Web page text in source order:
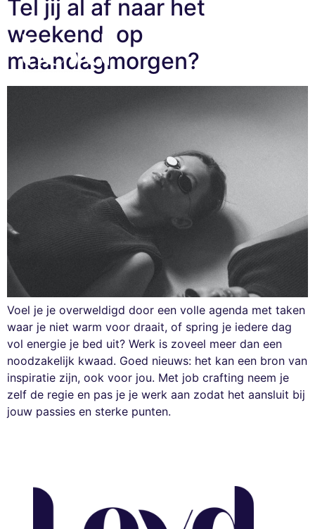
Tel jij al af naar het
weekend, op
maandagmorgen?
Voel je je overweldigd door een volle agenda met taken
waar je niet warm voor draait, of spring je iedere dag
vol energie je bed uit? Werk is zoveel meer dan een
noodzakelijk kwaad. Goed nieuws: het kan een bron van
inspiratie zijn, ook voor jou. Met job crafting neem je
zelf de regie en pas je je werk aan zodat het aansluit bij
jouw passies en sterke punten.